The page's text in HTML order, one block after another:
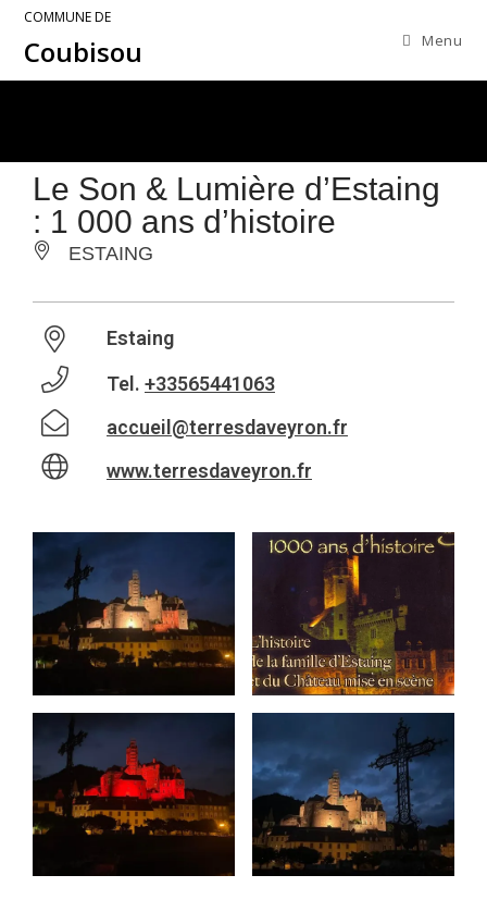
COMMUNE DE
Coubisou Menu
Le Son & Lumière d’Estaing
: 1 000 ans d’histoire
ESTAING
Estaing
Tel. +33565441063
accueil@terresdaveyron.fr
www.terresdaveyron.fr